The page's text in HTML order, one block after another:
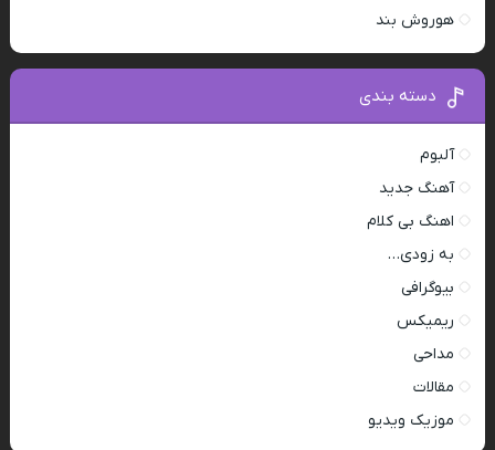
هوروش بند
دسته بندی
آلبوم
آهنگ جدید
اهنگ بی کلام
به زودی…
بیوگرافی
ریمیکس
مداحی
مقالات
موزیک ویدیو